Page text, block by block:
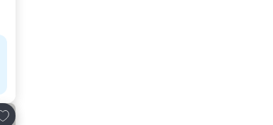
suosikkeihin